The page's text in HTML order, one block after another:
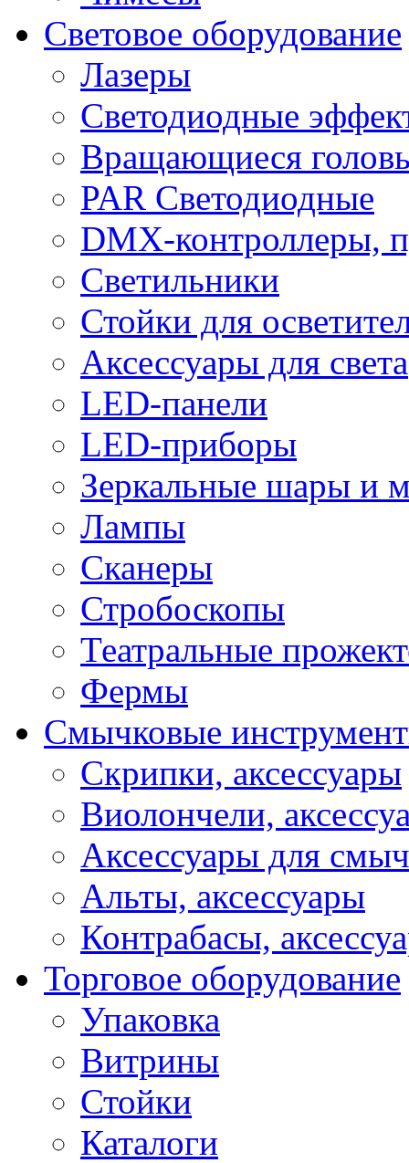
Световое оборудование
Лазеры
Светодиодные
Вращающиеся
PAR Светодиодные
DMX-контроллеры,
Светильники
Стойки для
Аксессуары для света
LED-панели
LED-приборы
Зеркальные шары и
Лампы
Сканеры
Стробоскопы
Театральные
Фермы
Смычковые
Скрипки, аксессуары
Виолончели,
Аксессуары для
Альты, аксессуары
Контрабасы,
Торговое оборудование
Упаковка
Витрины
Стойки
Каталоги